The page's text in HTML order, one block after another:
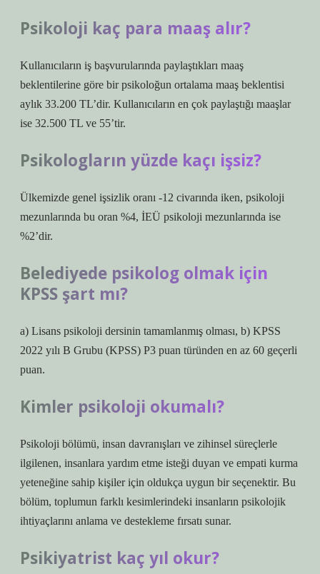
Psikoloji kaç para maaş alır?
Kullanıcıların iş başvurularında paylaştıkları maaş
beklentilerine göre bir psikoloğun ortalama maaş beklentisi
aylık 33.200 TL’dir. Kullanıcıların en çok paylaştığı maaşlar
ise 32.500 TL ve 55’tir.
Psikologların yüzde kaçı işsiz?
Ülkemizde genel işsizlik oranı -12 civarında iken, psikoloji
mezunlarında bu oran %4, İEÜ psikoloji mezunlarında ise
%2’dir.
Belediyede psikolog olmak için
KPSS şart mı?
a) Lisans psikoloji dersinin tamamlanmış olması, b) KPSS
2022 yılı B Grubu (KPSS) P3 puan türünden en az 60 geçerli
puan.
Kimler psikoloji okumalı?
Psikoloji bölümü, insan davranışları ve zihinsel süreçlerle
ilgilenen, insanlara yardım etme isteği duyan ve empati kurma
yeteneğine sahip kişiler için oldukça uygun bir seçenektir. Bu
bölüm, toplumun farklı kesimlerindeki insanların psikolojik
ihtiyaçlarını anlama ve destekleme fırsatı sunar.
Psikiyatrist kaç yıl okur?